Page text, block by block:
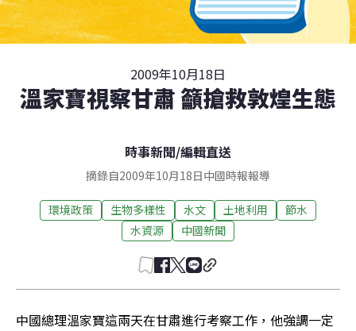
2009年10月18日
溫家寶視察甘肅 籲搶救敦煌生態
時事新聞/編輯直送
摘錄自2009年10月18日中國時報報導
環境政策 生物多樣性 水文 土地利用
節水
水資源
中國新聞
中國總理溫家寶這兩天在甘肅進行考察工作，他強調一定